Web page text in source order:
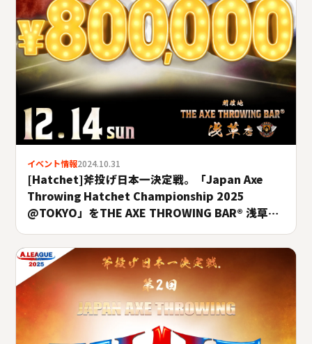
イベント情報2024.10.31
[Hatchet]斧投げ日本一決定戦。「Japan Axe
Throwing Hatchet Championship 2025
@TOKYO」をTHE AXE THROWING BAR®︎ 浅草店
#A.LEAGUE2025